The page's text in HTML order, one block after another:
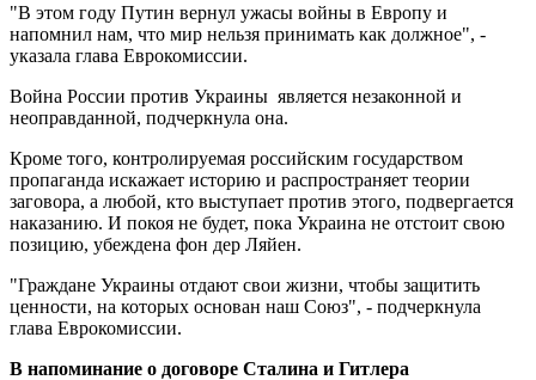
"В этом году Путин вернул ужасы войны в Европу и
напомнил нам, что мир нельзя принимать как должное", -
указала глава Еврокомиссии.
Война России против Украины является незаконной и
неоправданной, подчеркнула она.
Кроме того, контролируемая российским государством
пропаганда искажает историю и распространяет теории
заговора, а любой, кто выступает против этого, подвергается
наказанию. И покоя не будет, пока Украина не отстоит свою
позицию, убеждена фон дер Ляйен.
"Граждане Украины отдают свои жизни, чтобы защитить
ценности, на которых основан наш Союз", - подчеркнула
глава Еврокомиссии.
В напоминание о договоре Сталина и Гитлера